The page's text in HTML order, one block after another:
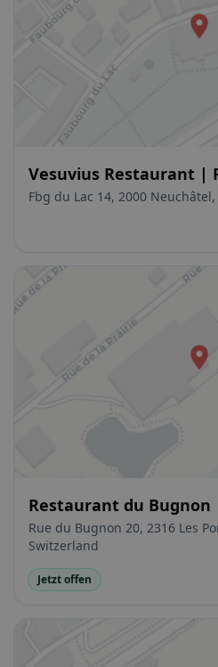
Vesuvius Restaurant |
Napoletana
Fbg du Lac 14, 2000
Restaurant du Bugnon
Rue du Bugnon 20, 2316 Les
Switzerland
Jetzt offen